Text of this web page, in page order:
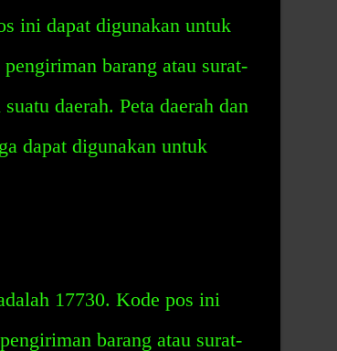
ini dapat digunakan untuk
barang atau surat-
daerah. Peta daerah dan
dapat digunakan untuk
17730. Kode pos ini
barang atau surat-